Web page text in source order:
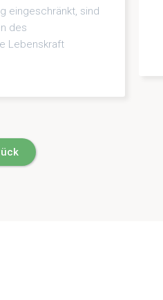
eingeschränkt, sind
des
Lebenskraft